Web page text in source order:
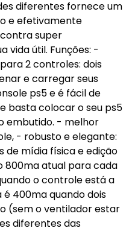
diferentes fornece um
e efetivamente
super
vida útil. Funções: -
2 controles: dois
e carregar seus
ps5 e é fácil de
basta colocar o seu ps5
embutido. - melhor
- robusto e elegante:
de mídia física e edição
800ma atual para cada
o controle está a
400ma quando dois
(sem o ventilador estar
diferentes das